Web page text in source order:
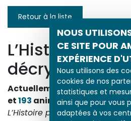
NOUS
CE SITE POUR
EXPÉRIENCE
Nous utilisons des
cookies de nos
statistiques et
ainsi que pour vous
adaptées à vos
Retour à la liste
L’Histoire par
décrypte
Actuellement en ligne3153
et193 animations.
L’Histoire par l’image explore